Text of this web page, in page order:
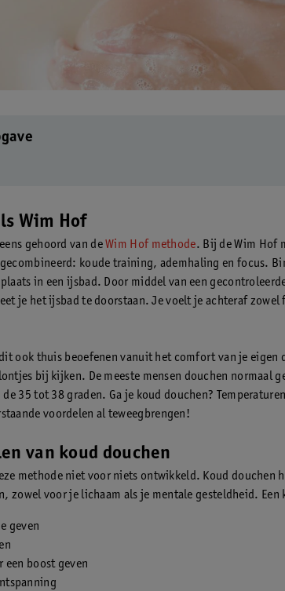
Wim Hof
gehoord van deWim Hof methode. Bij de Wim Hof
koude training, ademhaling en focus.
in een ijsbad. Door middel van een
je het ijsbad te doorstaan. Je voelt je achteraf zowel
ook thuis beoefenen vanuit het comfort van je eigen
bij kijken. De meeste mensen douchen normaal
de 35 tot 38 graden. Ga je koud douchen?
voordelen al teweegbrengen!
van koud douchen
methode niet voor niets ontwikkeld. Koud douchen
zowel voor je lichaam als je mentale gesteldheid. Een
geven
een boost geven